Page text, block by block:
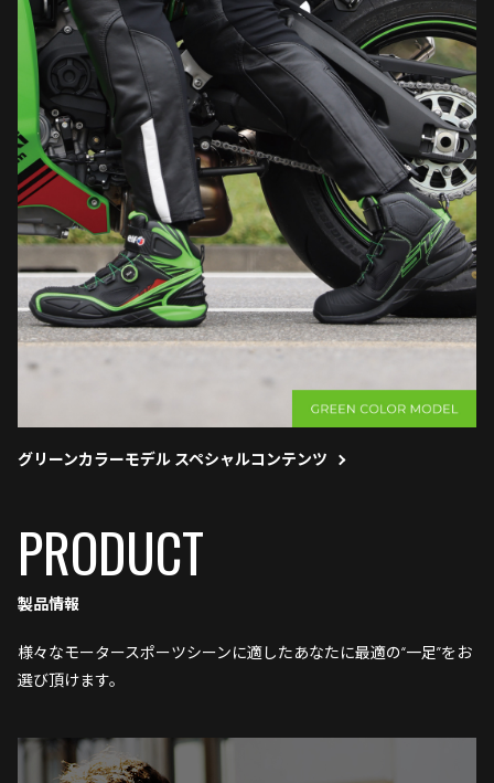
グリーンカラーモデル スペシャルコンテンツ
PRODUCT
製品情報
様々なモータースポーツシーンに適したあなたに最適の“一足”をお
選び頂けます。